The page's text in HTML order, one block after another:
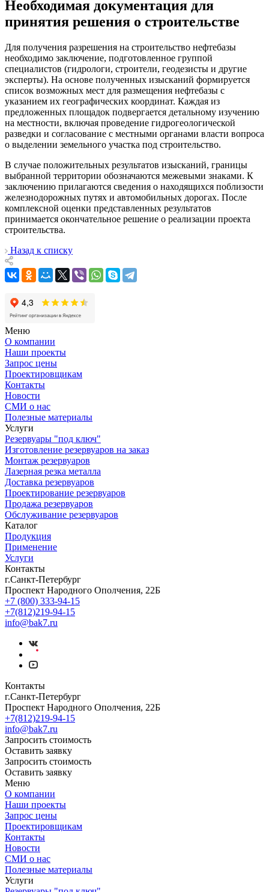
Необходимая документация для
принятия решения о строительстве
Для получения разрешения на строительство нефтебазы
необходимо заключение, подготовленное группой
специалистов (гидрологи, строители, геодезисты и другие
эксперты). На основе полученных изысканий формируется
список возможных мест для размещения нефтебазы с
указанием их географических координат. Каждая из
предложенных площадок подвергается детальному изучению
на местности, включая проведение гидрогеологической
разведки и согласование с местными органами власти вопроса
о выделении земельного участка под строительство.
В случае положительных результатов изысканий, границы
выбранной территории обозначаются межевыми знаками. К
заключению прилагаются сведения о находящихся поблизости
железнодорожных путях и автомобильных дорогах. После
комплексной оценки представленных результатов
принимается окончательное решение о реализации проекта
строительства.
Назад к списку
Меню
О компании
Наши проекты
Запрос цены
Проектировщикам
Контакты
Новости
СМИ о нас
Полезные материалы
Услуги
Резервуары "под ключ"
Изготовление резервуаров на заказ
Монтаж резервуаров
Лазерная резка металла
Доставка резервуаров
Проектирование резервуаров
Продажа резервуаров
Обслуживание резервуаров
Каталог
Продукция
Применение
Услуги
Контакты
г.Санкт-Петербург
Проспект Народного Ополчения, 22Б
+7 (800) 333-94-15
+7(812)219-94-15
info@bak7.ru
Контакты
г.Санкт-Петербург
Проспект Народного Ополчения, 22Б
+7(812)219-94-15
info@bak7.ru
Запросить стоимость
Оставить заявку
Запросить стоимость
Оставить заявку
Меню
О компании
Наши проекты
Запрос цены
Проектировщикам
Контакты
Новости
СМИ о нас
Полезные материалы
Услуги